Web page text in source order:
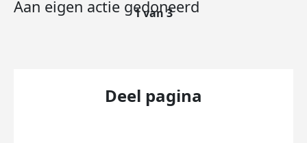
Aan eigen actie gedoneerd
1 van 3
Deel pagina